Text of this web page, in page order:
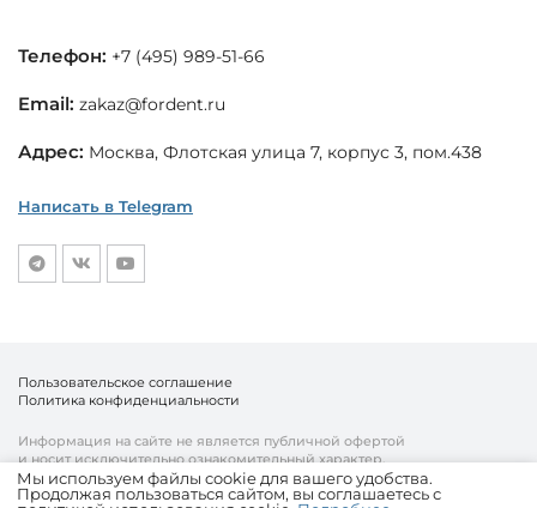
Телефон: +7 (495) 989-51-66
Email: zakaz@fordent.ru
Адрес: Москва, Флотская улица 7, корпус 3, пом.438
Написать в Telegram
© «Fordent», 2010—2026
Информация на сайте не является публичной офертой
и носит исключительно ознакомительный характер.
Пользовательское соглашение
Политика конфиденциальности
Мы используем файлы cookie для вашего удобства.
Продолжая пользоваться сайтом, вы соглашаетесь с